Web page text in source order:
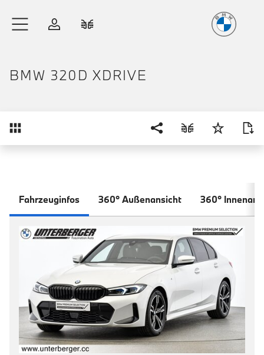
Anmelden
BMW 320D XDRIVE
Fahrzeuginfos 360° Außenansicht 360°